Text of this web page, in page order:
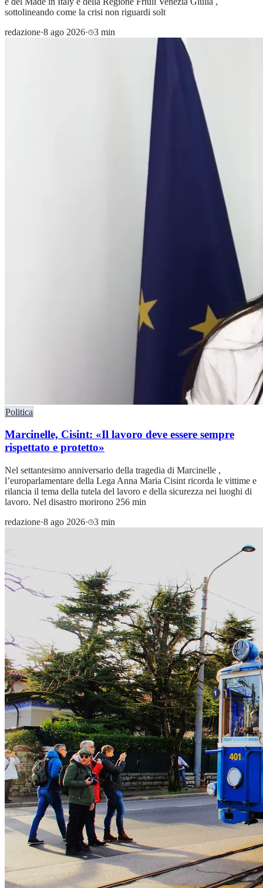
sottolineando come la crisi non riguardi solt
redazione·8 ago 2026· 3 min
Politica
Marcinelle, Cisint: «Il lavoro deve essere sempre
rispettato e protetto»
Nel settantesimo anniversario della tragedia di Marcinelle ,
l’europarlamentare della Lega Anna Maria Cisint ricorda le vittime e
rilancia il tema della tutela del lavoro e della sicurezza nei luoghi di
lavoro. Nel disastro morirono 256 min
redazione·8 ago 2026· 3 min